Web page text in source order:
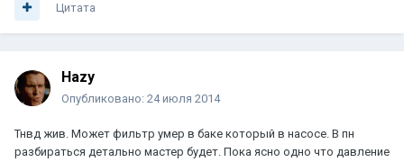
Цитата
Hazy
Опубликовано: 24 июля 2014
Тнвд жив. Может фильтр умер в баке который в насосе. В пн
разбираться детально мастер будет. Пока ясно одно что давление